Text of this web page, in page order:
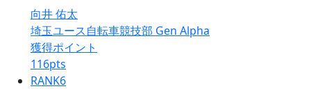
向井 佑太
埼玉ユース自転車競技部 Gen Alpha
獲得ポイント
116pts
RANK6